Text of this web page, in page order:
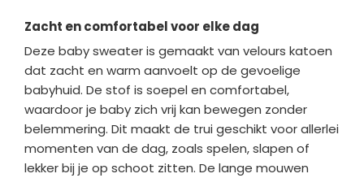
Zacht en comfortabel voor elke dag
Deze baby sweater is gemaakt van velours katoen
dat zacht en warm aanvoelt op de gevoelige
babyhuid. De stof is soepel en comfortabel,
waardoor je baby zich vrij kan bewegen zonder
belemmering. Dit maakt de trui geschikt voor allerlei
momenten van de dag, zoals spelen, slapen of
lekker bij je op schoot zitten. De lange mouwen